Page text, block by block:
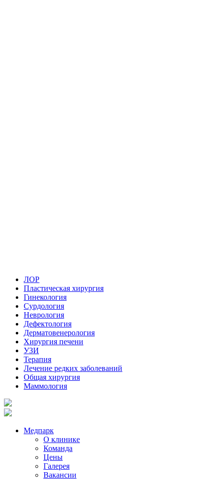
ЛОР
Пластическая хирургия
Гинекология
Сурдология
Неврология
Дефектология
Дерматовенерология
Хирургия печени
УЗИ
Терапия
Лечение редких заболеваний
Общая хирургия
Маммология
Медпарк
О клинике
Команда
Цены
Галерея
Вакансии